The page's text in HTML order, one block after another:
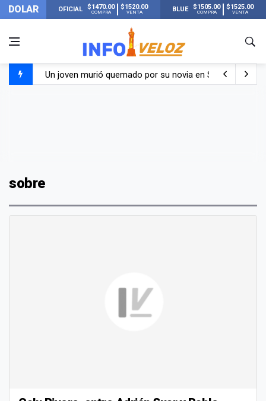
DOLAR OFICIAL $1470.00
COMPRA
$1520.00
VENTA BLUE $1505.00
COMPRA
$1525.00
VENTA
Un joven murió quemado por su novia en San Luis:
sobre